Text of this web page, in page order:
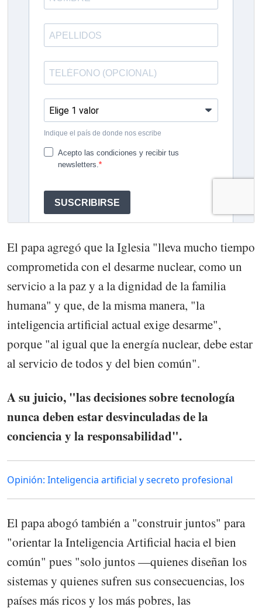
El papa agregó que la Iglesia "lleva mucho tiempo
comprometida con el desarme nuclear, como un
servicio a la paz y a la dignidad de la familia
humana" y que, de la misma manera, "la
inteligencia artificial actual exige desarme",
porque "al igual que la energía nuclear, debe estar
al servicio de todos y del bien común".
A su juicio, "las decisiones sobre tecnología
nunca deben estar desvinculadas de la
conciencia y la responsabilidad".
Opinión: Inteligencia artificial y secreto profesional
El papa abogó también a "construir juntos" para
"orientar la Inteligencia Artificial hacia el bien
común" pues "solo juntos —quienes diseñan los
sistemas y quienes sufren sus consecuencias, los
países más ricos y los más pobres, las